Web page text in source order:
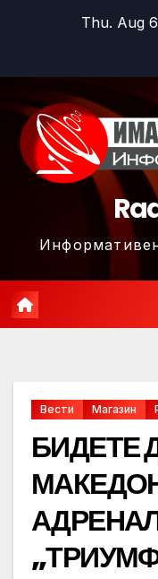
Thu. Aug
Вести Магазин
БИДЕТЕ